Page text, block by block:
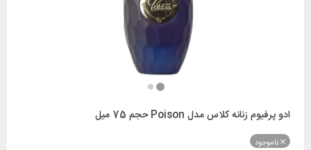
ادو پرفیوم زنانه کلاس مدل Poison حجم 75 میل
ناموجود